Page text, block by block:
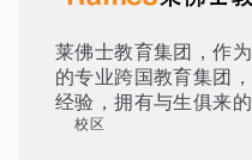
莱佛士教育集团，作
的专业跨国教育集团
经验，拥有与生俱来
校区